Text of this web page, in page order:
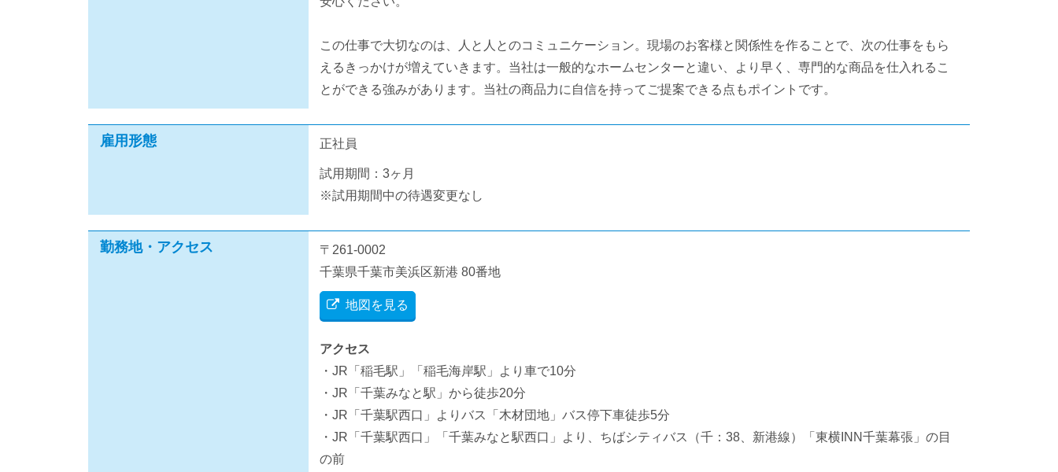
この仕事で大切なのは、人と人とのコミュニケーション。現場のお客様と関係性を作ることで、次の仕事をもら
えるきっかけが増えていきます。当社は一般的なホームセンターと違い、より早く、専門的な商品を仕入れるこ
とができる強みがあります。当社の商品力に自信を持ってご提案できる点もポイントです。
雇用形態 正社員
試用期間：3ヶ月
※試用期間中の待遇変更なし
勤務地・アクセス
〒261-0002
千葉県千葉市美浜区新港 80番地
地図を見る
アクセス
・JR「稲毛駅」「稲毛海岸駅」より車で10分
・JR「千葉みなと駅」から徒歩20分
・JR「千葉駅西口」よりバス「木材団地」バス停下車徒歩5分
・JR「千葉駅西口」「千葉みなと駅西口」より、ちばシティバス（千：38、新港線）「東横INN千葉幕張」の目
の前